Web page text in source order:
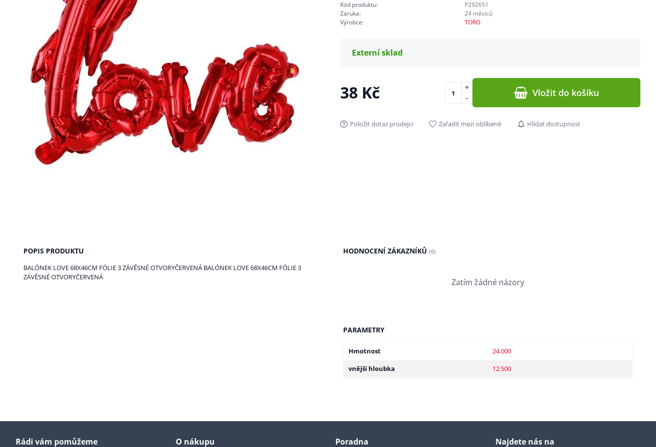
Kód produktu:
P292651
Záruka:
24 měsíců
Výrobce:
TORO
Externí sklad
38 Kč -
+ Vložit do košíku
Položit dotaz prodejci Zařadit mezi oblíbené Hlídat dostupnost
POPIS PRODUKTU
BALÓNEK LOVE 68X46CM FÓLIE 3 ZÁVĚSNÉ OTVORYČERVENÁ BALÓNEK LOVE 68X46CM FÓLIE 3
ZÁVĚSNÉ OTVORYČERVENÁ
HODNOCENÍ ZÁKAZNÍKŮ (0)
Zatím žádné názory
PARAMETRY
Hmotnost
24.000
vnější hloubka
12.500
Rádi vám pomůžeme O nákupu Poradna Najdete nás na